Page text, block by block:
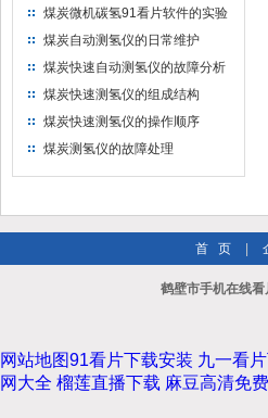
煤炭微机碳氢91看片软件的实验
操作
煤炭自动测氢仪的日常维护
煤炭快速自动测氢仪的故障分析
与解决方法
煤炭快速测氢仪的组成结构
煤炭快速测氢仪的操作顺序
煤炭测氢仪的故障处理
首 页
鹤壁市手机在线
网站地图91看片下载安装 九一看
网大全 榴莲直播下载 麻豆高清免